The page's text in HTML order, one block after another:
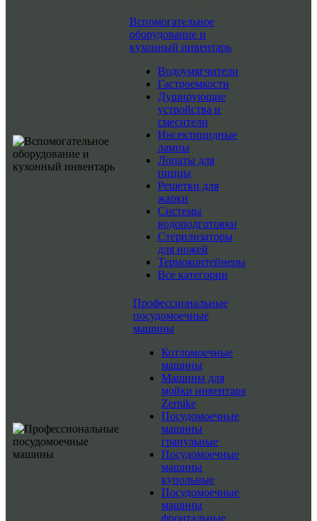
Вспомогательное
оборудование и
кухонный инвентарь
Водоумягчители
Гастроемкости
Душирующие
устройства и
смесители
Инсектицидные
лампы
Лопаты для
пиццы
Решетки для
жарки
Системы
водоподготовки
Стерилизаторы
для ножей
Термоконтейнеры
Все категории
Профессиональные
посудомоечные
машины
Котломоечные
машины
Машины для
мойки инвентаря
Zernike
Посудомоечные
машины
гранульные
Посудомоечные
машины
купольные
Посудомоечные
машины
фронтальные